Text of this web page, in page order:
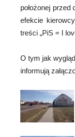
położonej
efekcie
treści „PiS = I
O tym jak
informują